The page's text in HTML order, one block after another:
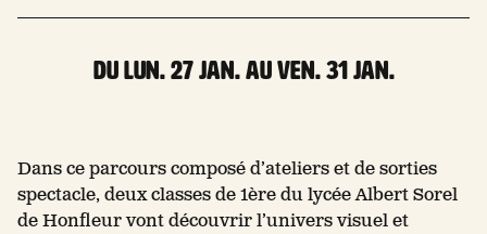
Du lun. 27 Jan. au ven. 31 Jan.
Dans ce parcours composé d’ateliers et de sorties
spectacle, deux classes de 1ère du lycée Albert Sorel
de Honfleur vont découvrir l’univers visuel et